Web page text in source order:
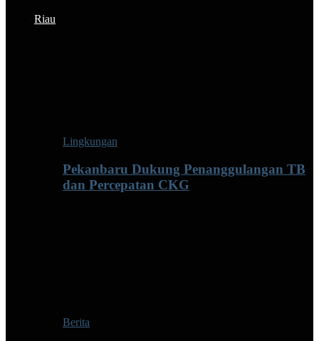
Riau
Lingkungan
Pekanbaru Dukung Penanggulangan TB
dan Percepatan CKG
Berita